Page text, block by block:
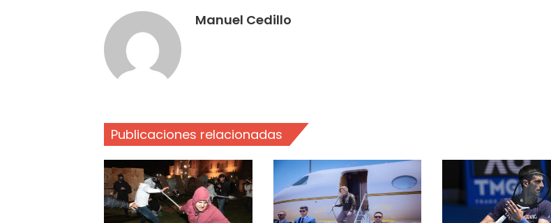
Manuel Cedillo
Publicaciones relacionadas